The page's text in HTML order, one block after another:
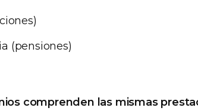
(pensiones)
comprenden las mismas